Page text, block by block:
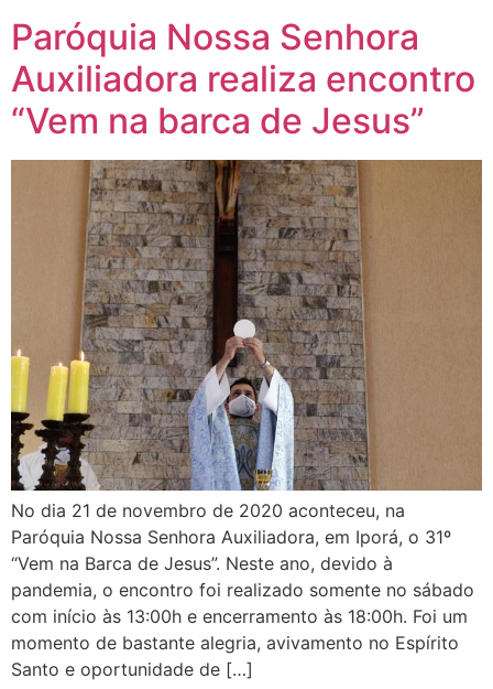
Paróquia Nossa Senhora
Auxiliadora realiza encontro
“Vem na barca de Jesus”
No dia 21 de novembro de 2020 aconteceu, na
Paróquia Nossa Senhora Auxiliadora, em Iporá, o 31º
“Vem na Barca de Jesus”. Neste ano, devido à
pandemia, o encontro foi realizado somente no sábado
com início às 13:00h e encerramento às 18:00h. Foi um
momento de bastante alegria, avivamento no Espírito
Santo e oportunidade de […]